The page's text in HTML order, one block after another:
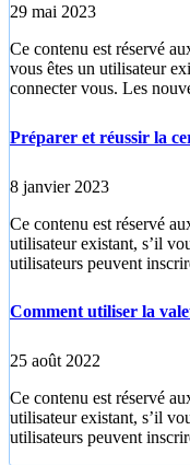
29 mai 2023
Ce contenu est réservé
vous êtes un utilisateur
connecter vous. Les
Préparer et réussir la
8 janvier 2023
Ce contenu est réservé
utilisateur existant, s’il
utilisateurs peuvent
Comment utiliser la
25 août 2022
Ce contenu est réservé
utilisateur existant, s’il
utilisateurs peuvent